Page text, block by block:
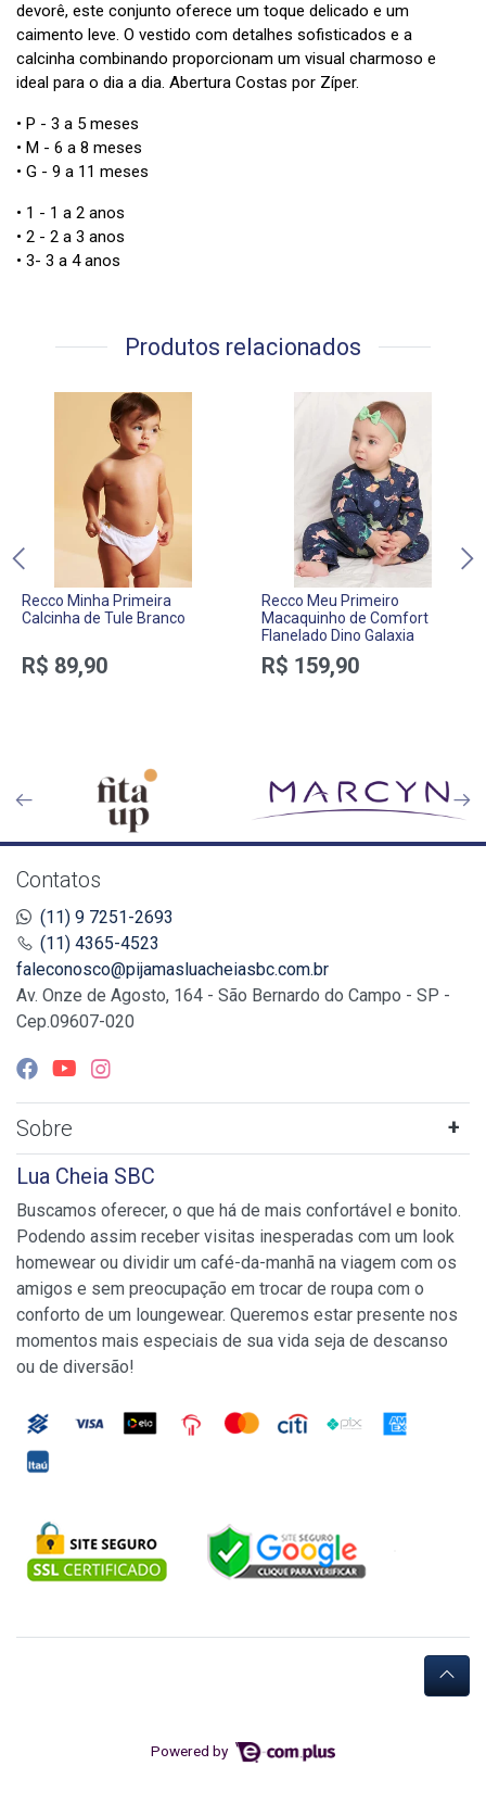
devorê, este conjunto oferece um toque delicado e um
caimento leve. O vestido com detalhes sofisticados e a
calcinha combinando proporcionam um visual charmoso e
ideal para o dia a dia. Abertura Costas por Zíper.
• P - 3 a 5 meses
• M - 6 a 8 meses
• G - 9 a 11 meses
• 1 - 1 a 2 anos
• 2 - 2 a 3 anos
• 3- 3 a 4 anos
Produtos relacionados
Recco Minha Primeira
Calcinha de Tule Branco
R$ 89,90
Recco Meu Primeiro
Macaquinho de Comfort
Flanelado Dino Galaxia
R$ 159,90
Contatos
(11) 9 7251-2693
(11) 4365-4523
faleconosco@pijamasluacheiasbc.com.br
Av. Onze de Agosto, 164 - São Bernardo do Campo - SP -
Cep.09607-020
Sobre
Lua Cheia SBC
Buscamos oferecer, o que há de mais confortável e bonito.
Podendo assim receber visitas inesperadas com um look
homewear ou dividir um café-da-manhã na viagem com os
amigos e sem preocupação em trocar de roupa com o
conforto de um loungewear. Queremos estar presente nos
momentos mais especiais de sua vida seja de descanso
ou de diversão!
Powered by